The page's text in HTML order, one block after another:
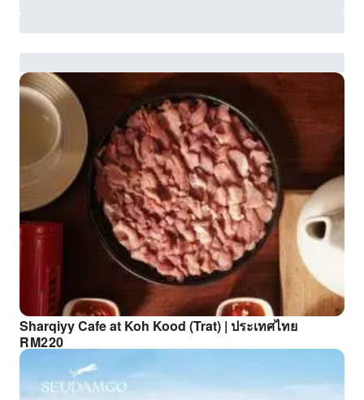
Sharqiyy Cafe at Koh Kood (Trat) | ประเทศไทย
RM220